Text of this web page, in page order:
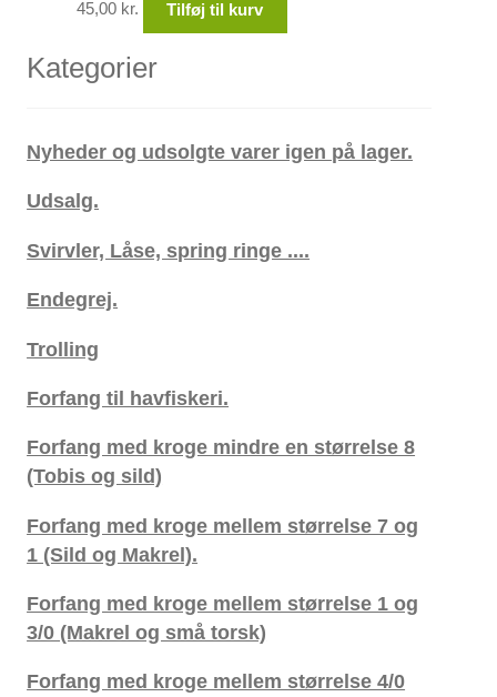
45,00 kr. Tilføj til kurv
Kategorier
Nyheder og udsolgte varer igen på lager.
Udsalg.
Svirvler, Låse, spring ringe ....
Endegrej.
Trolling
Forfang til havfiskeri.
Forfang med kroge mindre en størrelse 8
(Tobis og sild)
Forfang med kroge mellem størrelse 7 og
1 (Sild og Makrel).
Forfang med kroge mellem størrelse 1 og
3/0 (Makrel og små torsk)
Forfang med kroge mellem størrelse 4/0